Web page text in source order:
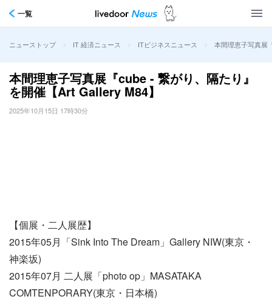
一覧
ニューストップ > IT 経済ニュース > ITビジネスニュース > 本間理恵子写真展
本間理恵子写真展『cube - 繋がり、隔たり』
を開催【Art Gallery M84】
2025年10月15日 17時30分
【個展・二人展歴】
2015年05月「Sink Into The Dream」Gallery NIW(東京・
神楽坂)
2015年07月 二人展「photo op」MASATAKA
COMTENPORARY(東京・日本橋)